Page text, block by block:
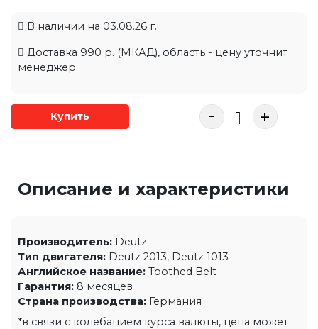
В наличии на 03.08.26 г.
Доставка 990 р. (МКАД), область - цену уточнит
менеджер
Купить - +
Описание и характеристики
Производитель: Deutz
Тип двигателя: Deutz 2013, Deutz 1013
Английское название: Toothed Belt
Гарантия: 8 месяцев
Страна производства: Германия
*в связи с колебанием курса валюты, цена может